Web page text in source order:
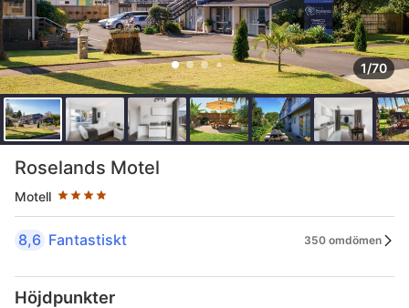
1/70
Roselands Motel
Motell
Stjärnklassificering: 4 stjärnor
8,6 Fantastiskt 350 omdömen
Höjdpunkter